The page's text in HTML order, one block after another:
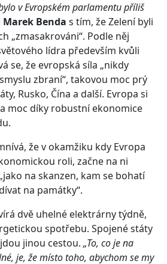
v Evropském parlamentu příliš
Marek Benda s tím, že Zelení byli
„zmasakrováni“. Podle něj
lídra především kvůli
se, že evropská síla „nikdy
zbraní“, takovou moc prý
Rusko, Čína a další. Evropa si
moc díky robustní ekonomice
že v okamžiku kdy Evropa
roli, začne na ni
na skanzen, kam se bohatí
na památky“.
dvě uhelné elektrárny týdně,
spotřebu. Spojené státy
jinou cestou. „To, co je na
je, že místo toho, abychom se my